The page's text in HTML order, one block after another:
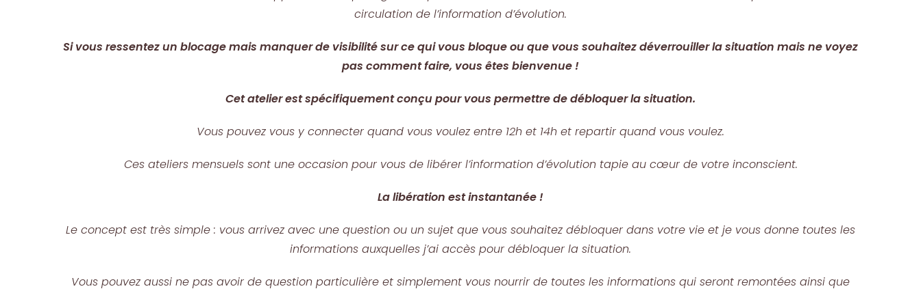
circulation de l’information d’évolution.
Si vous ressentez un blocage mais manquer de visibilité sur ce qui vous bloque ou que vous souhaitez déverrouiller la situation mais ne voyez
pas comment faire, vous êtes bienvenue !
Cet atelier est spécifiquement conçu pour vous permettre de débloquer la situation.
Vous pouvez vous y connecter quand vous voulez entre 12h et 14h et repartir quand vous voulez.
Ces ateliers mensuels sont une occasion pour vous de libérer l’information d’évolution tapie au cœur de votre inconscient.
La libération est instantanée !
Le concept est très simple : vous arrivez avec une question ou un sujet que vous souhaitez débloquer dans votre vie et je vous donne toutes les
informations auxquelles j’ai accès pour débloquer la situation.
Vous pouvez aussi ne pas avoir de question particulière et simplement vous nourrir de toutes les informations qui seront remontées ainsi que